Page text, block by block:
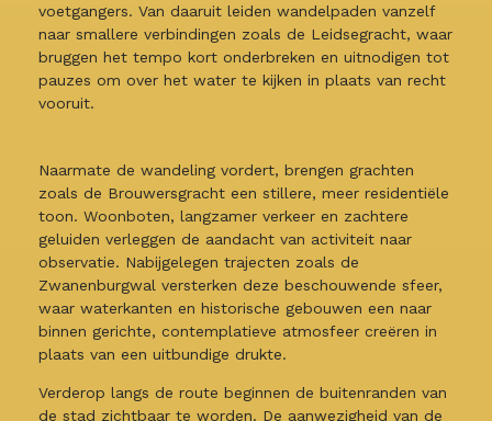
voetgangers. Van daaruit leiden wandelpaden vanzelf
naar smallere verbindingen zoals de Leidsegracht, waar
bruggen het tempo kort onderbreken en uitnodigen tot
pauzes om over het water te kijken in plaats van recht
vooruit.
Naarmate de wandeling vordert, brengen grachten
zoals de Brouwersgracht een stillere, meer residentiële
toon. Woonboten, langzamer verkeer en zachtere
geluiden verleggen de aandacht van activiteit naar
observatie. Nabijgelegen trajecten zoals de
Zwanenburgwal versterken deze beschouwende sfeer,
waar waterkanten en historische gebouwen een naar
binnen gerichte, contemplatieve atmosfeer creëren in
plaats van een uitbundige drukte.
Verderop langs de route beginnen de buitenranden van
de stad zichtbaar te worden. De aanwezigheid van de